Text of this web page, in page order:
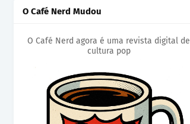
O Café Nerd Mudou
O Café Nerd agora é uma revista digital de
cultura pop